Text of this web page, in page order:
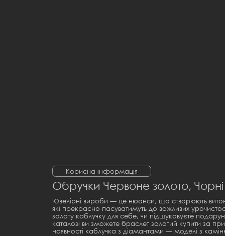
Корисна інформація
Обручки Червоне золото,
Ювелірні вироби — це нюанси, що створюють
які прекрасно пасуватимуть до важливих
золоту каблучку для себе, чи підшуковуєте
каталозі ви зможете браслет золотий купити за
наявності каблучка з діамантами — моделі з